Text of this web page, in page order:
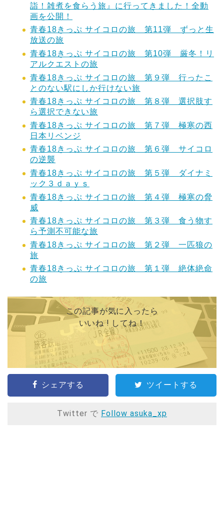
詣！雑煮を食らう旅』に行ってきました！全動
画を公開！
青春18きっぷ サイコロの旅 第11弾 ずっと生
放送の旅
青春18きっぷ サイコロの旅 第10弾 厳冬！リ
アルクエストの旅
青春18きっぷ サイコロの旅 第９弾 行ったこ
とのない駅にしか行けない旅
青春18きっぷ サイコロの旅 第８弾 選択肢す
ら選択できない旅
青春18きっぷ サイコロの旅 第７弾 極寒の西
日本リベンジ
青春18きっぷ サイコロの旅 第６弾 サイコロ
の逆襲
青春18きっぷ サイコロの旅 第５弾 ダイナミ
ック３ｄａｙｓ
青春18きっぷ サイコロの旅 第４弾 極寒の脅
威
青春18きっぷ サイコロの旅 第３弾 食う物す
ら予測不可能な旅
青春18きっぷ サイコロの旅 第２弾 一匹狼の
旅
青春18きっぷ サイコロの旅 第１弾 絶体絶命
の旅
この記事が気に入ったら
いいね ! してね！
シェアする ツイートする
Twitter で Follow asuka_xp